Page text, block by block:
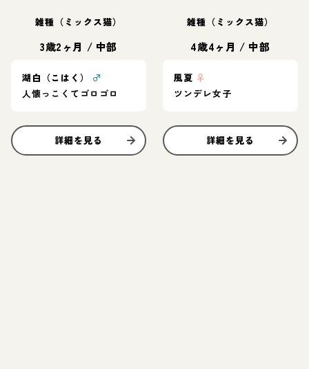
雑種（ミックス猫）
3歳2ヶ月 / 中部
湖白（こはく）
♂
人懐っこくてゴロゴロ
詳細を見る
雑種（ミックス猫）
4歳4ヶ月 / 中部
風夏 ♀
ツンデレ女子
詳細を見る